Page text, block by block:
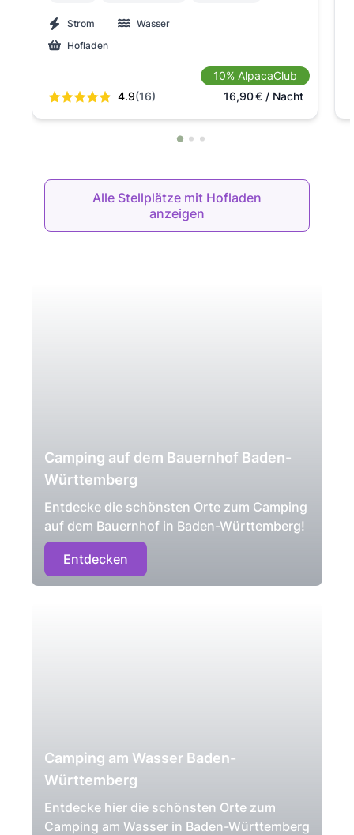
Strom
Wasser
Hofladen
4.9(16)
10% AlpacaClub
16,90€/ Nacht
Alle Stellplätze mit Hofladen
anzeigen
Camping auf dem Bauernhof Baden-
Württemberg
Entdecke die schönsten Orte zum Camping
auf dem Bauernhof in Baden-Württemberg!
Entdecken
Camping am Wasser Baden-
Württemberg
Entdecke hier die schönsten Orte zum
Camping am Wasser in Baden-Württemberg